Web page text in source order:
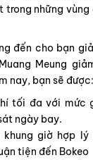
trong những
đến cho bạn
Meung
nay, bạn sẽ được:
tối đa với mức
ngày bay.
khung giờ hợp
tiện đến Bokeo